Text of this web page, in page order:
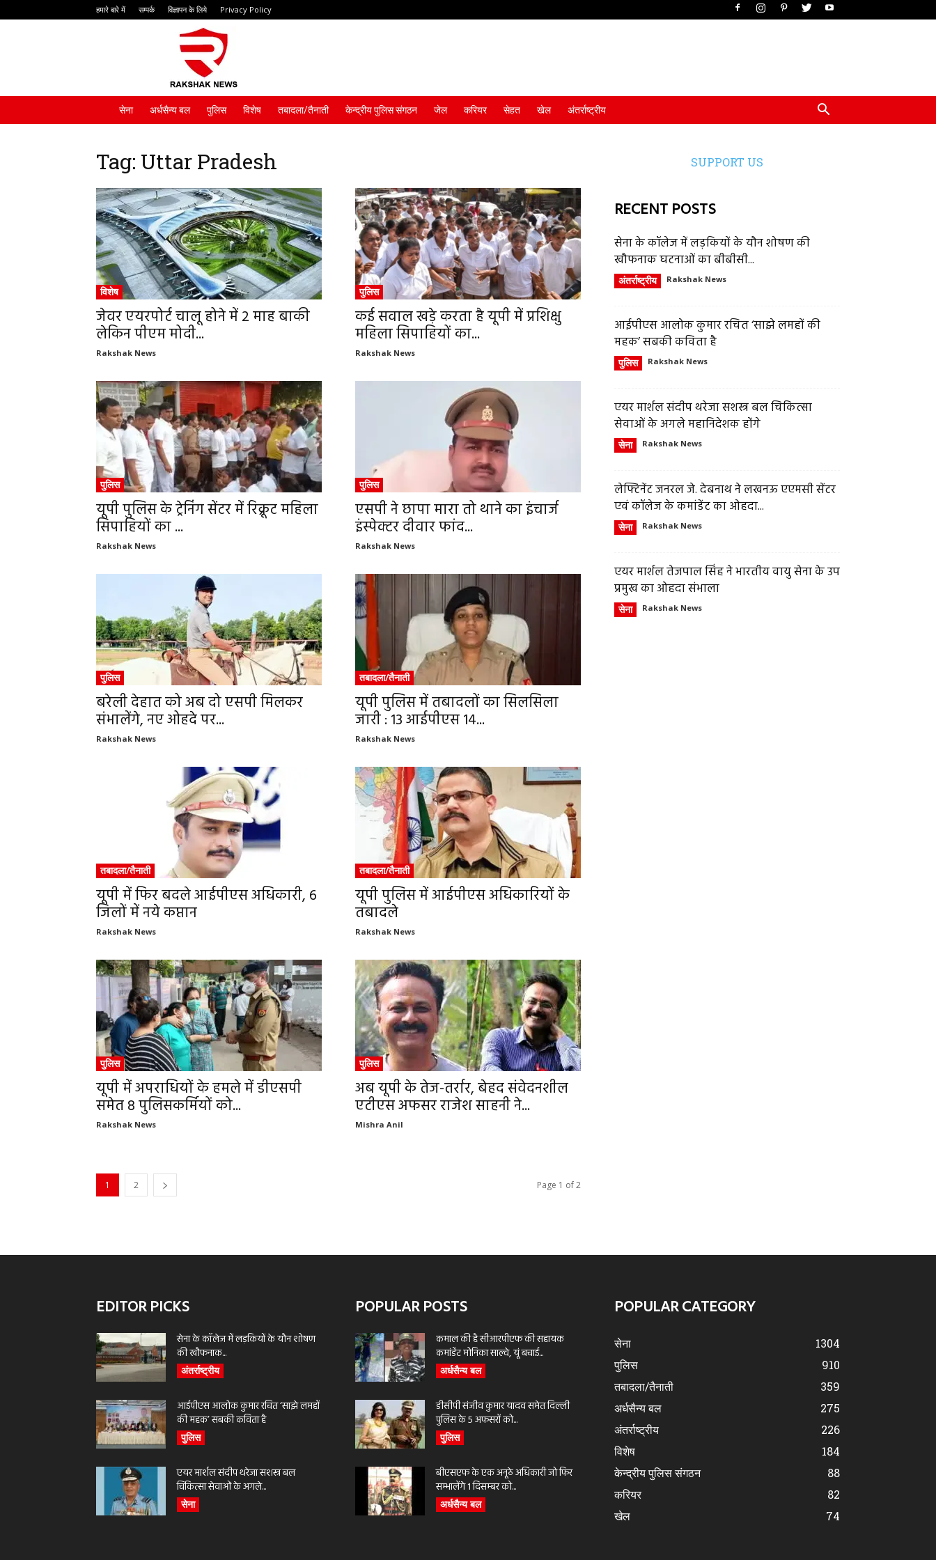
हमारे बारे में सम्पर्क विज्ञापन के लिये Privacy Policy
सेना अर्धसैन्य बल पुलिस विशेष तबादला/तैनाती केन्द्रीय पुलिस संगठन जेल करियर सेहत खेल अंतर्राष्ट्रीय
Tag: Uttar Pradesh
विशेष
जेवर एयरपोर्ट चालू होने में 2 माह बाकी
लेकिन पीएम मोदी...
Rakshak News
पुलिस
कई सवाल खड़े करता है यूपी में प्रशिक्षु
महिला सिपाहियों का...
Rakshak News
पुलिस
यूपी पुलिस के ट्रेनिंग सेंटर में रिक्रूट महिला
सिपाहियों का ...
Rakshak News
पुलिस
एसपी ने छापा मारा तो थाने का इंचार्ज
इंस्पेक्टर दीवार फांद...
Rakshak News
पुलिस
बरेली देहात को अब दो एसपी मिलकर
संभालेंगे, नए ओहदे पर...
Rakshak News
तबादला/तैनाती
यूपी पुलिस में तबादलों का सिलसिला
जारी : 13 आईपीएस 14...
Rakshak News
तबादला/तैनाती
यूपी में फिर बदले आईपीएस अधिकारी, 6
जिलों में नये कप्तान
Rakshak News
तबादला/तैनाती
यूपी पुलिस में आईपीएस अधिकारियों के
तबादले
Rakshak News
पुलिस
यूपी में अपराधियों के हमले में डीएसपी
समेत 8 पुलिसकर्मियों को...
Rakshak News
पुलिस
अब यूपी के तेज-तर्रार, बेहद संवेदनशील
एटीएस अफसर राजेश साहनी ने...
Mishra Anil
1 2 Page 1 of 2
SUPPORT US
RECENT POSTS
सेना के कॉलेज में लड़कियों के यौन शोषण की
खौफनाक घटनाओं का बीबीसी...
अंतर्राष्ट्रीय Rakshak News
आईपीएस आलोक कुमार रचित ‘साझे लमहों की
महक’ सबकी कविता है
पुलिस Rakshak News
एयर मार्शल संदीप थरेजा सशस्त्र बल चिकित्सा
सेवाओं के अगले महानिदेशक होंगे
सेना Rakshak News
लेफ्टिनेंट जनरल जे. देबनाथ ने लखनऊ एएमसी सेंटर
एवं कॉलेज के कमांडेंट का ओहदा...
सेना Rakshak News
एयर मार्शल तेजपाल सिंह ने भारतीय वायु सेना के उप
प्रमुख का ओहदा संभाला
सेना Rakshak News
EDITOR PICKS
सेना के कॉलेज में लड़कियों के यौन शोषण
की खौफनाक...
अंतर्राष्ट्रीय
आईपीएस आलोक कुमार रचित ‘साझे लमहों
की महक’ सबकी कविता है
पुलिस
एयर मार्शल संदीप थरेजा सशस्त्र बल
चिकित्सा सेवाओं के अगले...
सेना
POPULAR POSTS
कमाल की है सीआरपीएफ की सहायक
कमांडेंट मोनिका साल्वे, यूं बचाई...
अर्धसैन्य बल
डीसीपी संजीव कुमार यादव समेत दिल्ली
पुलिस के 5 अफसरों को...
पुलिस
बीएसएफ के एक अनूठे अधिकारी जो फिर
सम्भालेंगे 1 दिसम्बर को...
अर्धसैन्य बल
POPULAR CATEGORY
सेना
1304
पुलिस
910
तबादला/तैनाती
359
अर्धसैन्य बल
275
अंतर्राष्ट्रीय
226
विशेष
184
केन्द्रीय पुलिस संगठन
88
करियर
82
खेल
74